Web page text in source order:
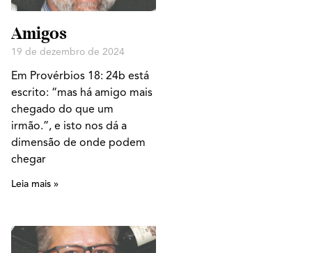
Amigos
19 de dezembro de 2024
Em Provérbios 18: 24b está
escrito: “mas há amigo mais
chegado do que um
irmão.”, e isto nos dá a
dimensão de onde podem
chegar
Leia mais »